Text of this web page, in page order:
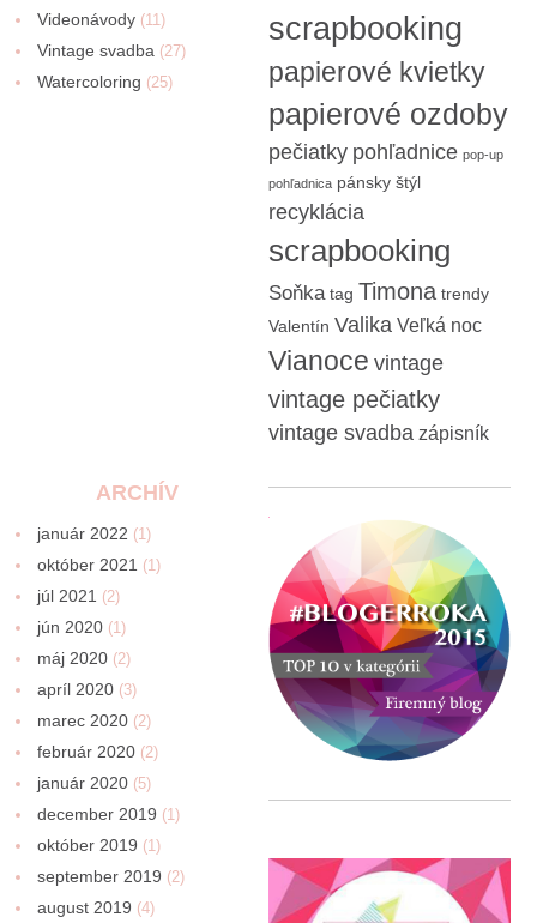
Videonávody (11)
Vintage svadba (27)
Watercoloring (25)
scrapbooking
papierové kvietky
papierové ozdoby
pečiatky pohľadnice pop-up
pohľadnica pánsky štýl
recyklácia
scrapbooking
Soňka tag Timona trendy
Valentín Valika Veľká noc
Vianoce vintage
vintage pečiatky
vintage svadba zápisník
ARCHÍV
január 2022 (1)
október 2021 (1)
júl 2021 (2)
jún 2020 (1)
máj 2020 (2)
apríl 2020 (3)
marec 2020 (2)
február 2020 (2)
január 2020 (5)
december 2019 (1)
október 2019 (1)
september 2019 (2)
august 2019 (4)